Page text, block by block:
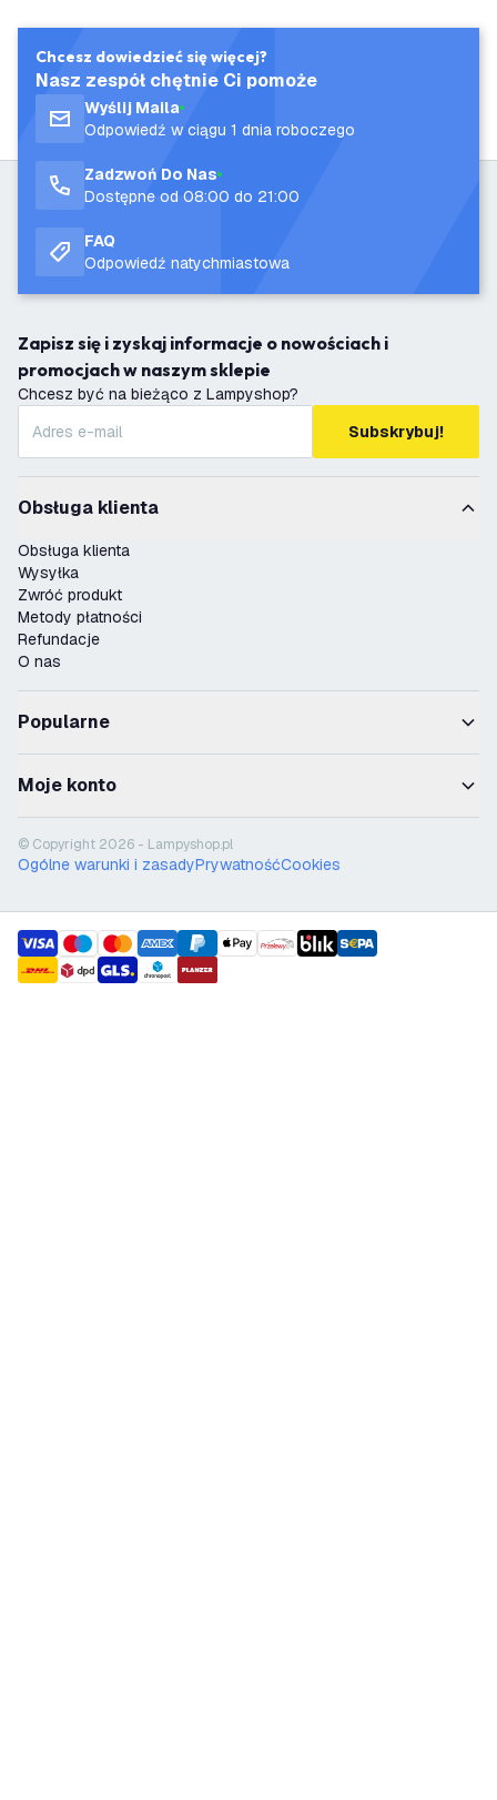
Chcesz dowiedzieć się więcej?
Nasz zespół chętnie Ci pomoże
Wyślij Maila
Odpowiedź w ciągu 1 dnia roboczego
Zadzwoń Do Nas
Dostępne od 08:00 do 21:00
FAQ
Odpowiedź natychmiastowa
Zapisz się i zyskaj informacje o nowościach i
promocjach w naszym sklepie
Chcesz być na bieżąco z Lampyshop?
Subskrybuj!
Obsługa klienta
Obsługa klienta
Wysyłka
Zwróć produkt
Metody płatności
Refundacje
O nas
Popularne
Moje konto
© Copyright 2026 - Lampyshop.pl
Ogólne warunki i zasadyPrywatnośćCookies
payment methods
shipment methods